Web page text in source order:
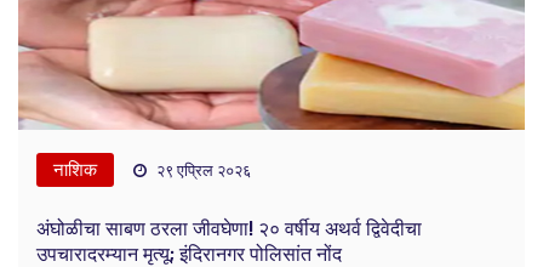
नाशिक २९ एप्रिल २०२६
अंघोळीचा साबण ठरला जीवघेणा! २० वर्षीय अथर्व द्विवेदीचा
उपचारादरम्यान मृत्यू; इंदिरानगर पोलिसांत नोंद